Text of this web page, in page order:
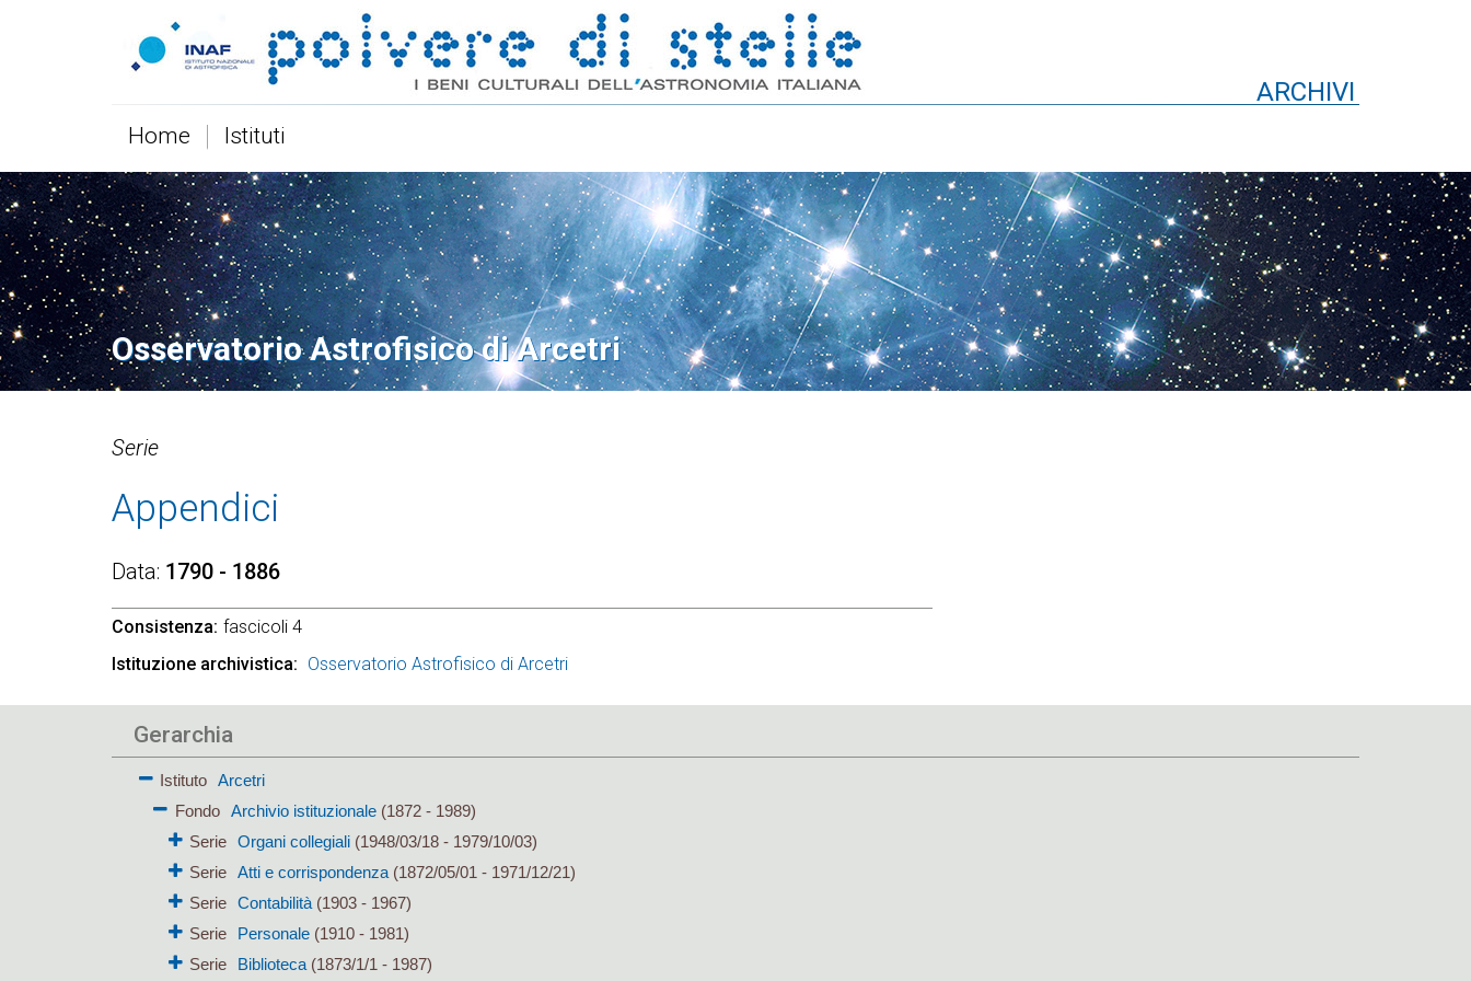
ARCHIVI
Home Istituti
Osservatorio Astrofisico di Arcetri
Serie
Appendici
Data 1790 - 1886
Consistenza fascicoli 4
Istituzione archivistica
Osservatorio Astrofisico di Arcetri
Gerarchia
Istituto
Arcetri
Fondo
Archivio istituzionale(1872 - 1989)
Serie Organi collegiali(1948/03/18 - 1979/10/03)
Serie Atti e corrispondenza(1872/05/01 - 1971/12/21)
Serie Contabilità(1903 - 1967)
Serie
Personale(1910 - 1981)
Serie
Biblioteca(1873/1/1 - 1987)